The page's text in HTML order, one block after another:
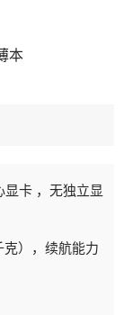
本
卡 ，无独立显
），续航能力